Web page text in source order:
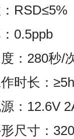
RSD≤5%
0.5ppb
：280秒/
时长：≥5h
：12.6V
尺寸：